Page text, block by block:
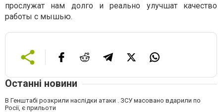
прослужат нам долго и реально улучшат качество
работы с мышью.
Останні новини
В Генштабі розкрили наслідки атаки . ЗСУ масовано вдарили по
Росії, є прильоти